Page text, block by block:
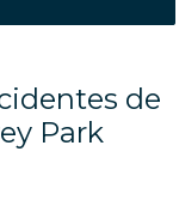
de
Park